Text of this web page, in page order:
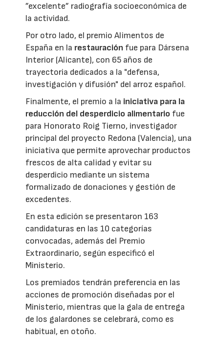
”excelente” radiografía socioeconómica de
la actividad.
Por otro lado, el premio Alimentos de
España en la restauración fue para Dársena
Interior (Alicante), con 65 años de
trayectoria dedicados a la "defensa,
investigación y difusión" del arroz español.
Finalmente, el premio a la iniciativa para la
reducción del desperdicio alimentario fue
para Honorato Roig Tierno, investigador
principal del proyecto Redona (Valencia), una
iniciativa que permite aprovechar productos
frescos de alta calidad y evitar su
desperdicio mediante un sistema
formalizado de donaciones y gestión de
excedentes.
En esta edición se presentaron 163
candidaturas en las 10 categorías
convocadas, además del Premio
Extraordinario, según especificó el
Ministerio.
Los premiados tendrán preferencia en las
acciones de promoción diseñadas por el
Ministerio, mientras que la gala de entrega
de los galardones se celebrará, como es
habitual, en otoño.